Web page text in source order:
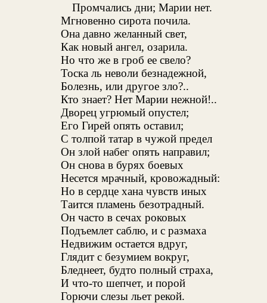
Промчались дни; Марии нет.
Мгновенно сирота почила.
Она давно желанный свет,
Как новый ангел, озарила.
Но что же в гроб ее свело?
Тоска ль неволи безнадежной,
Болезнь, или другое зло?..
Кто знает? Нет Марии нежной!..
Дворец угрюмый опустел;
Его Гирей опять оставил;
С толпой татар в чужой предел
Он злой набег опять направил;
Он снова в бурях боевых
Несется мрачный, кровожадный:
Но в сердце хана чувств иных
Таится пламень безотрадный.
Он часто в сечах роковых
Подъемлет саблю, и с размаха
Недвижим остается вдруг,
Глядит с безумием вокруг,
Бледнеет, будто полный страха,
И что-то шепчет, и порой
Горючи слезы льет рекой.